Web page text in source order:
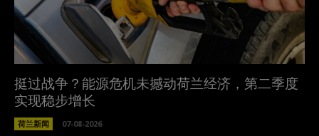
挺过战争？能源危机未撼动荷兰经济，第二季度
实现稳步增长
荷兰新闻 07-08-2026